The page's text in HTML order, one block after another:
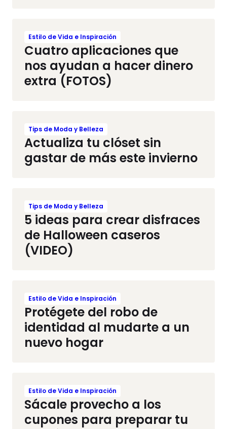
Estilo de Vida e Inspiración
Cuatro aplicaciones que
nos ayudan a hacer dinero
extra (FOTOS)
Tips de Moda y Belleza
Actualiza tu clóset sin
gastar de más este invierno
Tips de Moda y Belleza
5 ideas para crear disfraces
de Halloween caseros
(VIDEO)
Estilo de Vida e Inspiración
Protégete del robo de
identidad al mudarte a un
nuevo hogar
Estilo de Vida e Inspiración
Sácale provecho a los
cupones para preparar tu